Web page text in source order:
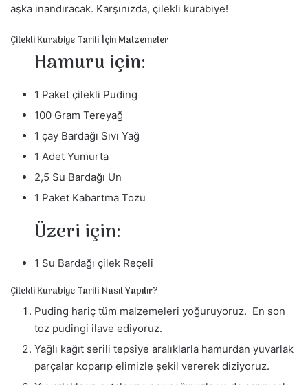
m
k
aşka inandıracak. Karşınızda, çilekli kurabiye!
Çilekli Kurabiye Tarifi İçin Malzemeler
Hamuru için:
1 Paket çilekli Puding
100 Gram Tereyağ
1 çay Bardağı Sıvı Yağ
1 Adet Yumurta
2,5 Su Bardağı Un
1 Paket Kabartma Tozu
Üzeri için:
1 Su Bardağı çilek Reçeli
Çilekli Kurabiye Tarifi Nasıl Yapılır?
Puding hariç tüm malzemeleri yoğuruyoruz. En son
toz pudingi ilave ediyoruz.
Yağlı kağıt serili tepsiye aralıklarla hamurdan yuvarlak
parçalar koparıp elimizle şekil vererek diziyoruz.